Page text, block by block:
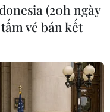
(20h ngày
vé bán kết